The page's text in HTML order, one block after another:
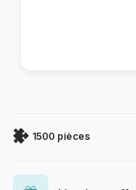
1500 pièces